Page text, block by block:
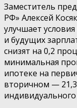
Заместитель
РФ» Алексей
улучшает
и будущих
снизят на 0,2
минимальная
ипотеке на
вторичном — 21,3